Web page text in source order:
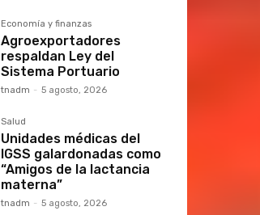
Economía y finanzas
Agroexportadores
respaldan Ley del
Sistema Portuario
tnadm - 5 agosto, 2026
Salud
Unidades médicas del
IGSS galardonadas como
“Amigos de la lactancia
materna”
tnadm - 5 agosto, 2026